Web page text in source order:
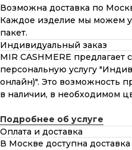
Возможна доставка по
Каждое изделие мы можем
пакет.
Индивидуальный заказ
MIR CASHMERE предлагает
персональную услугу
онлайн)". Это возможность
в наличии, в необходимом
Подробнее об услуге
Оплата и доставка
В Москве доступна